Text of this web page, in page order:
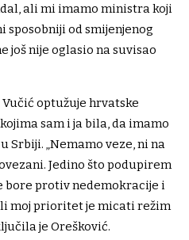
ali mi imamo ministra koji
sposobniji od smijenjenog
još nije oglasio na suvisao
optužuje hrvatske
sam i ja bila, da imamo
Srbiji. „Nemamo veze, ni na
Jedino što podupirem
bore protiv nedemokracije i
moj prioritet je micati režim
je Orešković.